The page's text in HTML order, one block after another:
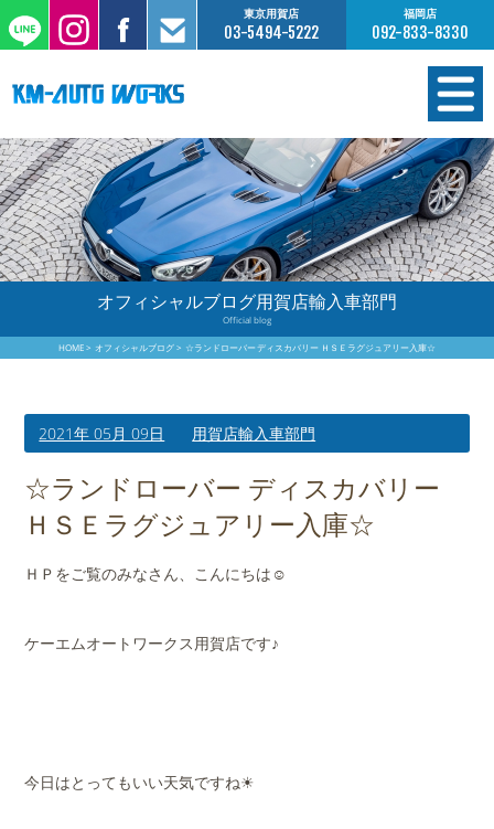
東京用賀店
03-5494-5222
福岡店
092-833-8330
在庫情報
オーダー販売
工場サービス
保証について
買取査定のご案内
店舗案内
オフィシャルブログ用賀店輸入車部門
Official blog
HOME オフィシャルブログ ☆ランドローバー ディスカバリー ＨＳＥラグジュアリー入庫☆
2021年 05月 09日 用賀店輸入車部門
☆ランドローバー ディスカバリー
ＨＳＥラグジュアリー入庫☆
ＨＰをご覧のみなさん、こんにちは☺
ケーエムオートワークス用賀店です♪
今日はとってもいい天気ですね☀